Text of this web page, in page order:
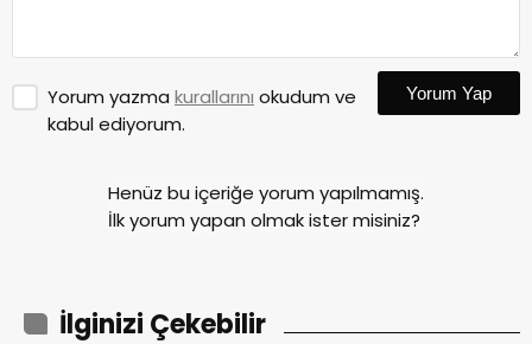
Yorum yazma kurallarını okudum ve
kabul ediyorum.
Yorum Yap
Henüz bu içeriğe yorum yapılmamış.
İlk yorum yapan olmak ister misiniz?
İlginizi Çekebilir